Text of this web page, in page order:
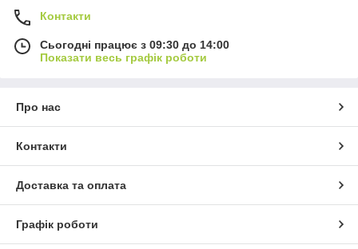
Контакти
Сьогодні працює з 09:30 до 14:00
Показати весь графік роботи
Про нас
Контакти
Доставка та оплата
Графік роботи